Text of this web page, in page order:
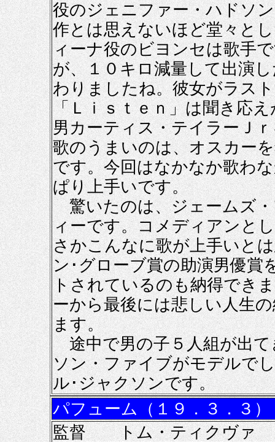
役のジェニファー・ハドソ
作とは思えないほど堂々と
ィーナ役のビヨンセは歌手
が、１０キロ減量して出演
わりましたね。彼女がラス
「Ｌｉｓｔｅｎ」は聞き応
男カーティス・テイラーＪ
歌のうまいのは、オスカー
です。今回はなかなか歌わ
ぱり上手いです。
驚いたのは、ジェームズ・
ィーです。コメディアンと
さかこんなに歌が上手いと
ン･グローブ賞の助演男優賞
トされているのも納得でき
ーから最後には悲しい人生
ます。
途中で男の子５人組が出て
ソン・ファイブがモデルで
ル･ジャクソンです。
パフューム（１９．３．３）
監督 トム・ティクヴァ